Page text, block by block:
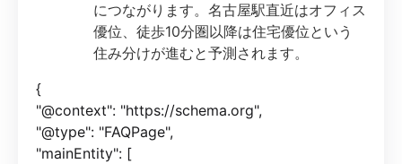
につながります。名古屋駅直近はオフィス
優位、徒歩10分圏以降は住宅優位という
住み分けが進むと予測されます。
{
"@context": "https://schema.org",
"@type": "FAQPage",
"mainEntity": [